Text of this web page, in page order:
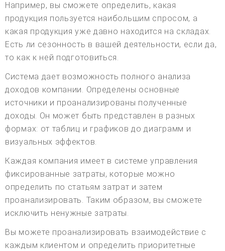
Например, вы сможете определить, какая
продукция пользуется наибольшим спросом, а
какая продукция уже давно находится на складах.
Есть ли сезонность в вашей деятельности, если да,
то как к ней подготовиться.
Система дает возможность полного анализа
доходов компании. Определены основные
источники и проанализированы полученные
доходы. Он может быть представлен в разных
формах: от таблиц и графиков до диаграмм и
визуальных эффектов.
Каждая компания имеет в системе управления
фиксированные затраты, которые можно
определить по статьям затрат и затем
проанализировать. Таким образом, вы сможете
исключить ненужные затраты.
Вы можете проанализировать взаимодействие с
каждым клиентом и определить приоритетные